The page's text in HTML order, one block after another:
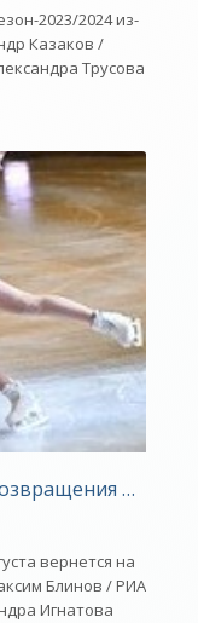
2023/2024 из-
Казаков /
Трусова
на
вернется на
Блинов / РИА
Игнатова